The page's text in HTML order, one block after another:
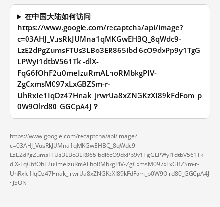
在中国大陆如何访问
https://www.google.com/recaptcha/api/image?
c=03AHJ_VusRkJUMna1qMKGwEHBQ_8qWdc9-
LzE2dPgZumsFTUs3LBo3ER865ibdl6cO9dxPp9y1TgG
LPWyI1dtbV561Tkl-dlX-
FqG6fOhF2u0meIzuRmALhoRMbkgPIV-
ZgCxmsM097xLxGBZSm-r-
UhRxIe1IqOz47Hnak_jrwrUa8xZNGKzXI89kFdFom_p
0W9Olrd80_GGCpA4J？
https://www.google.com/recaptcha/api/image?
c=03AHJ_VusRkJUMna1qMKGwEHBQ_8qWdc9-
LzE2dPgZumsFTUs3LBo3ER865ibdl6cO9dxPp9y1TgGLPWyI1dtbV561Tkl-
dlX-FqG6fOhF2u0meIzuRmALhoRMbkgPIV-ZgCxmsM097xLxGBZSm-r-
UhRxIe1IqOz47Hnak_jrwrUa8xZNGKzXI89kFdFom_p0W9Olrd80_GGCpA4J
· JSON